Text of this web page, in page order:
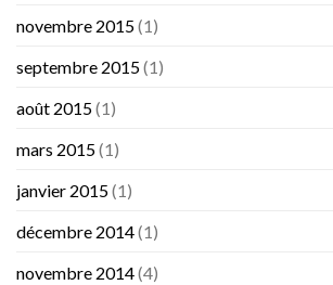
novembre 2015(1)
septembre 2015(1)
août 2015(1)
mars 2015(1)
janvier 2015(1)
décembre 2014(1)
novembre 2014(4)